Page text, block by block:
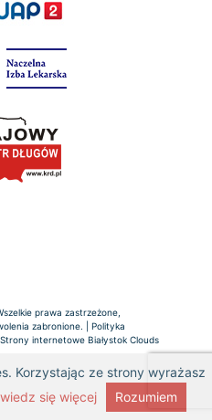
prawa zastrzeżone,
zabronione. | Polityka
Strony internetowe Białystok Clouds
Korzystając ze strony wyrażasz
się więcej Rozumiem